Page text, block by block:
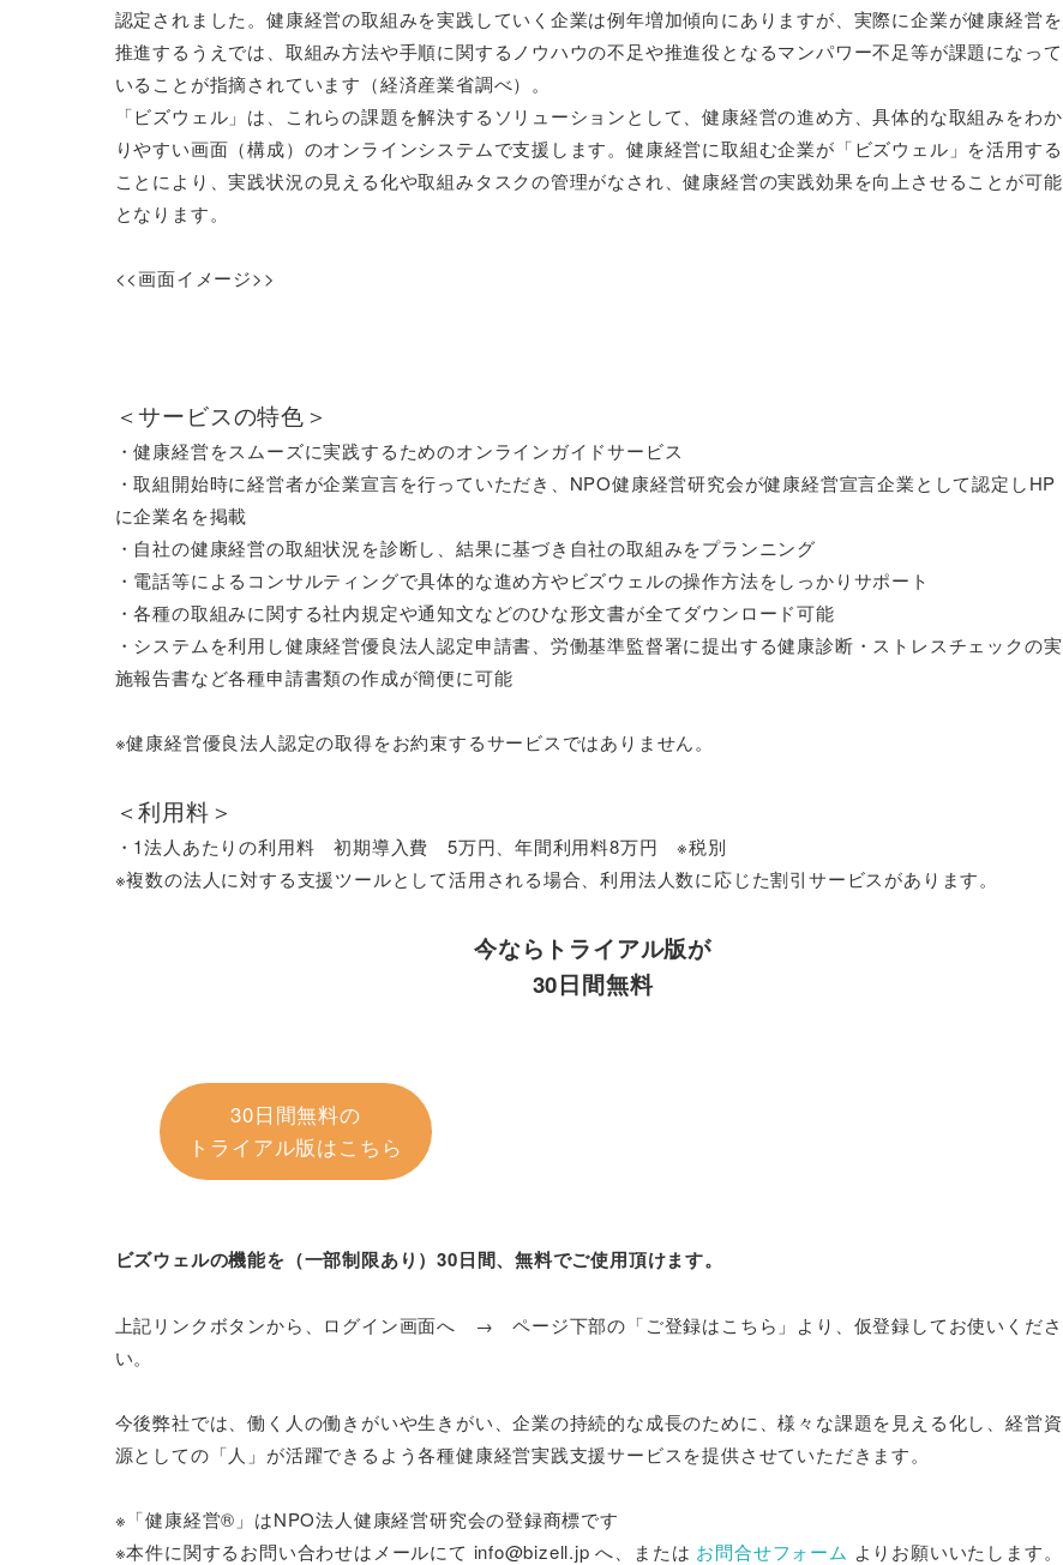
認定されました。健康経営の取組みを実践していく企業は例年増加傾向にありますが、実際に企業が健康経営を
推進するうえでは、取組み方法や手順に関するノウハウの不足や推進役となるマンパワー不足等が課題になって
いることが指摘されています（経済産業省調べ）。
「ビズウェル」は、これらの課題を解決するソリューションとして、健康経営の進め方、具体的な取組みをわか
りやすい画面（構成）のオンラインシステムで支援します。健康経営に取組む企業が「ビズウェル」を活用する
ことにより、実践状況の見える化や取組みタスクの管理がなされ、健康経営の実践効果を向上させることが可能
となります。
＜サービスの特色＞
・健康経営をスムーズに実践するためのオンラインガイドサービス
・取組開始時に経営者が企業宣言を行っていただき、NPO健康経営研究会が健康経営宣言企業として認定しHP
に企業名を掲載
・自社の健康経営の取組状況を診断し、結果に基づき自社の取組みをプランニング
・電話等によるコンサルティングで具体的な進め方やビズウェルの操作方法をしっかりサポート
・各種の取組みに関する社内規定や通知文などのひな形文書が全てダウンロード可能
・システムを利用し健康経営優良法人認定申請書、労働基準監督署に提出する健康診断・ストレスチェックの実
施報告書など各種申請書類の作成が簡便に可能
※健康経営優良法人認定の取得をお約束するサービスではありません。
＜利用料＞
・1法人あたりの利用料　初期導入費　5万円、年間利用料8万円　※税別
※複数の法人に対する支援ツールとして活用される場合、利用法人数に応じた割引サービスがあります。
今ならトライアル版が
30日間無料
30日間無料の
トライアル版はこちら
ビズウェルの機能を（一部制限あり）30日間、無料でご使用頂けます。
上記リンクボタンから、ログイン画面へ　→　ページ下部の「ご登録はこちら」より、仮登録してお使いくださ
い。
今後弊社では、働く人の働きがいや生きがい、企業の持続的な成長のために、様々な課題を見える化し、経営資
源としての「人」が活躍できるよう各種健康経営実践支援サービスを提供させていただきます。
※「健康経営®」はNPO法人健康経営研究会の登録商標です
※本件に関するお問い合わせはメールにて info@bizell.jp へ、または お問合せフォーム よりお願いいたします。